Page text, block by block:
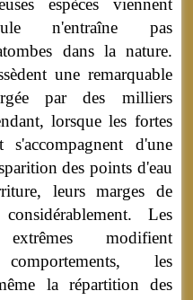
espèces viennent
n'entraîne pas
dans la nature.
une remarquable
par des milliers
lorsque les fortes
d'une
des points d'eau
leurs marges de
Les
modifient
les
la répartition des